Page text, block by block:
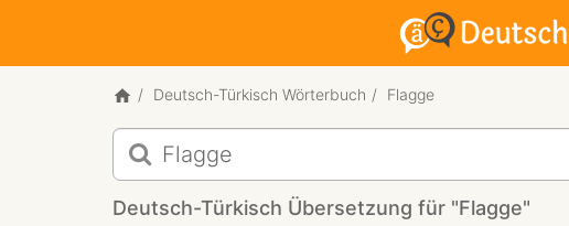
Deutsch-Türkisch Wörterbuch Flagge
Deutsch-
Türkisch
Übersetzung
Deutsch-Türkisch Übersetzung für "Flagge"